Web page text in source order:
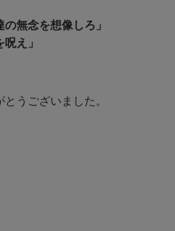
無念を想像しろ」
え」
うございました。